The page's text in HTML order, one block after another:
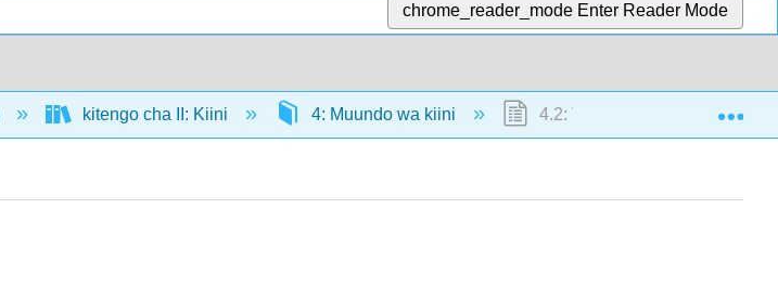
chrome_reader_mode Enter Reader Mode
kitengo cha II: Kiini 4: Muundo wa kiini 4.2: Viini vya Prokaryotic